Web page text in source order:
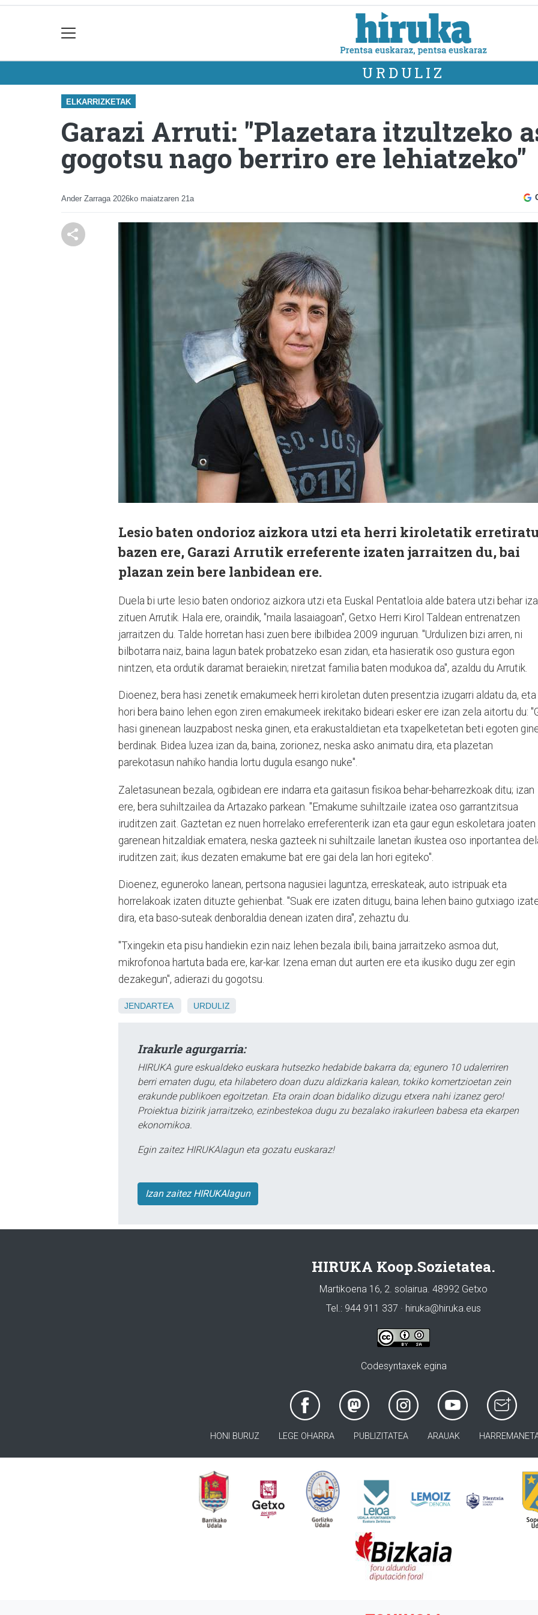
URDULIZ
ELKARRIZKETAK
Garazi Arruti: "Plazetara itzultzeko
gogotsu nago berriro ere lehiatzeko"
Ander Zarraga 2026ko maiatzaren 21a
Lesio baten ondorioz aizkora utzi eta herri kiroletatik
bazen ere, Garazi Arrutik erreferente izaten jarraitzen du, bai
plazan zein bere lanbidean ere.
Duela bi urte lesio baten ondorioz aizkora utzi eta Euskal Pentatloia alde batera utzi behar
zituen Arrutik. Hala ere, oraindik, "maila lasaiagoan", Getxo Herri Kirol Taldean entrenatzen
jarraitzen du. Talde horretan hasi zuen bere ibilbidea 2009 inguruan. "Urdulizen bizi arren, ni
bilbotarra naiz, baina lagun batek probatzeko esan zidan, eta hasieratik oso gustura egon
nintzen, eta ordutik daramat beraiekin; niretzat familia baten modukoa da", azaldu du Arrutik.
Dioenez, bera hasi zenetik emakumeek herri kiroletan duten presentzia izugarri aldatu da, eta
hori bera baino lehen egon ziren emakumeek irekitako bideari esker ere izan zela aitortu du:
hasi ginenean lauzpabost neska ginen, eta erakustaldietan eta txapelketetan beti egoten
berdinak. Bidea luzea izan da, baina, zorionez, neska asko animatu dira, eta plazetan
parekotasun nahiko handia lortu dugula esango nuke".
Zaletasunean bezala, ogibidean ere indarra eta gaitasun fisikoa behar-beharrezkoak ditu; izan
ere, bera suhiltzailea da Artazako parkean. "Emakume suhiltzaile izatea oso garrantzitsua
iruditzen zait. Gaztetan ez nuen horrelako erreferenterik izan eta gaur egun eskoletara joaten
garenean hitzaldiak ematera, neska gazteek ni suhiltzaile lanetan ikustea oso inportantea
iruditzen zait; ikus dezaten emakume bat ere gai dela lan hori egiteko".
Dioenez, eguneroko lanean, pertsona nagusiei laguntza, erreskateak, auto istripuak eta
horrelakoak izaten dituzte gehienbat. "Suak ere izaten ditugu, baina lehen baino gutxiago
dira, eta baso-suteak denboraldia denean izaten dira", zehaztu du.
"Txingekin eta pisu handiekin ezin naiz lehen bezala ibili, baina jarraitzeko asmoa dut,
mikrofonoa hartuta bada ere, kar-kar. Izena eman dut aurten ere eta ikusiko dugu zer egin
dezakegun", adierazi du gogotsu.
JENDARTEA URDULIZ
Irakurle agurgarria:
HIRUKA gure eskualdeko euskara hutsezko hedabide bakarra da; egunero 10 udalerriren
berri ematen dugu, eta hilabetero doan duzu aldizkaria kalean, tokiko komertzioetan zein
erakunde publikoen egoitzetan. Eta orain doan bidaliko dizugu etxera nahi izanez gero!
Proiektua bizirik jarraitzeko, ezinbestekoa dugu zu bezalako irakurleen babesa eta ekarpen
ekonomikoa.
Egin zaitez HIRUKAlagun eta gozatu euskaraz!
Izan zaitez HIRUKAlagun
HIRUKA Koop.Sozietatea.
Martikoena 16, 2. solairua. 48992 Getxo
Tel.: 944 911 337 · hiruka@hiruka.eus
Codesyntaxek egina
HONI BURUZ LEGE OHARRA PUBLIZITATEA ARAUAK